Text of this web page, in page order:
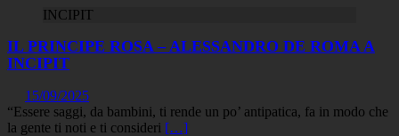
INCIPIT
IL PRINCIPE ROSA – ALESSANDRO DE ROMA A
INCIPIT
15/09/2025
“Essere saggi, da bambini, ti rende un po’ antipatica, fa in modo che
la gente ti noti e ti consideri […]